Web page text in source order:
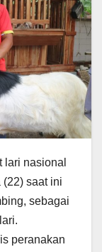
lari nasional
saat ini
sebagai
peranakan